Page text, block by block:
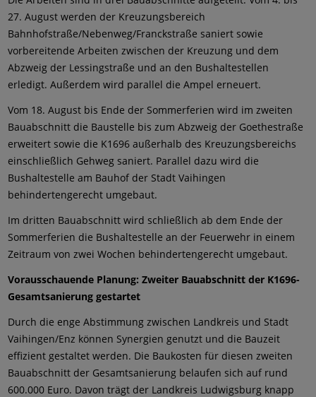
27. August werden der Kreuzungsbereich
Bahnhofstraße/Nebenweg/Franckstraße saniert sowie
vorbereitende Arbeiten zwischen der Kreuzung und dem
Abzweig der Lessingstraße und an den Bushaltestellen
erledigt. Außerdem wird parallel die Ampel erneuert.
Vom 18. August bis Ende der Sommerferien wird im zweiten
Bauabschnitt die Baustelle bis zum Abzweig der Goethestraße
erweitert sowie die K1696 außerhalb des Kreuzungsbereichs
einschließlich Gehweg saniert. Parallel dazu wird die
Bushaltestelle am Bauhof der Stadt Vaihingen
behindertengerecht umgebaut.
Im dritten Bauabschnitt wird schließlich ab dem Ende der
Sommerferien die Bushaltestelle an der Feuerwehr in einem
Zeitraum von zwei Wochen behindertengerecht umgebaut.
Vorausschauende Planung: Zweiter Bauabschnitt der K1696-
Gesamtsanierung gestartet
Durch die enge Abstimmung zwischen Landkreis und Stadt
Vaihingen/Enz können Synergien genutzt und die Bauzeit
effizient gestaltet werden. Die Baukosten für diesen zweiten
Bauabschnitt der Gesamtsanierung belaufen sich auf rund
600.000 Euro. Davon trägt der Landkreis Ludwigsburg knapp